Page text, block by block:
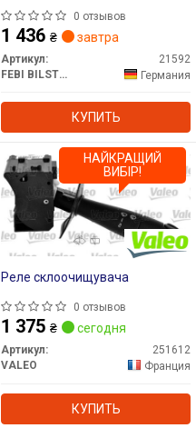
0 отзывов
1 436 ₴ завтра
Артикул:
21592
FEBI BILSTEIN
Германия
КУПИТЬ
Реле склоочищувача
0 отзывов
1 375 ₴ сегодня
Артикул:
251612
VALEO
Франция
КУПИТЬ
НАЙКРАЩИЙ
ВИБІР!